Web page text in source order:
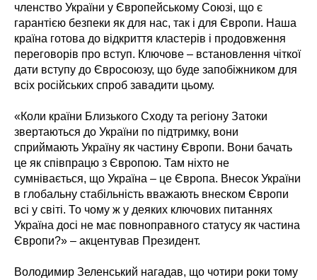
членство України у Європейському Союзі, що є
гарантією безпеки як для нас, так і для Європи. Наша
країна готова до відкриття кластерів і продовження
переговорів про вступ. Ключове – встановлення чіткої
дати вступу до Євросоюзу, що буде запобіжником для
всіх російських спроб завадити цьому.
«Коли країни Близького Сходу та регіону Затоки
звертаються до України по підтримку, вони
сприймають Україну як частину Європи. Вони бачать
це як співпрацю з Європою. Там ніхто не
сумнівається, що Україна – це Європа. Внесок України
в глобальну стабільність вважають внеском Європи
всі у світі. То чому ж у деяких ключових питаннях
Україна досі не має повноправного статусу як частина
Європи?» – акцентував Президент.
Володимир Зеленський нагадав, що чотири роки тому